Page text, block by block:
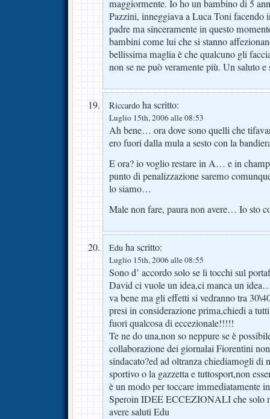
maggiormente. Io ho un bambino di 5
Pazzini, inneggiava a Luca Toni facendo
padre ma sinceramente in questo
bambini come lui che si stanno
bellissima maglia è che qualcuno gli
non se ne può veramente più. Un saluto
Riccardo ha scritto:
Luglio 15th, 2006 alle 08:53
Ah bene… ora dove sono quelli che
ero fuori dalla mula a sesto con la
E ora? io voglio restare in A… e in
punto di penalizzazione saremo
lo siamo…
Male non fare, paura non avere… Io sto
Edu ha scritto:
Luglio 15th, 2006 alle 08:55
Sono d’ accordo solo se li tocchi sul
David ci vuole un idea,ci manca un
va bene ma gli effetti si vedranno tra
presi in considerazione prima,chiedi a
fuori qualcosa di eccezionale!!!!!
Te ne do una,non so neppure se è
collaborazione dei giornalai Fiorentini
sindacato?ed ad oltranza chiediamogli di
sportivo o la gazzetta e tuttosport,non
è un modo per toccare immediatamente
Speroin IDEE ECCEZIONALI che solo
avere saluti Edu